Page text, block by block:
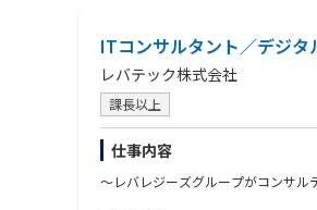
ITコンサルタント／デジ
レバテック株式会社
課長以上
仕事内容
～レバレジーズグループがコンサ